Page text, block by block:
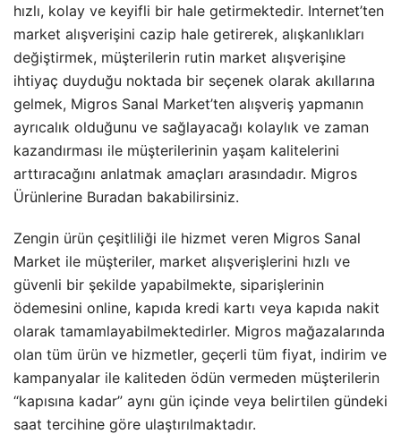
hızlı, kolay ve keyifli bir hale getirmektedir. Internet’ten
market alışverişini cazip hale getirerek, alışkanlıkları
değiştirmek, müşterilerin rutin market alışverişine
ihtiyaç duyduğu noktada bir seçenek olarak akıllarına
gelmek, Migros Sanal Market’ten alışveriş yapmanın
ayrıcalık olduğunu ve sağlayacağı kolaylık ve zaman
kazandırması ile müşterilerinin yaşam kalitelerini
arttıracağını anlatmak amaçları arasındadır. Migros
Ürünlerine Buradan bakabilirsiniz.
Zengin ürün çeşitliliği ile hizmet veren Migros Sanal
Market ile müşteriler, market alışverişlerini hızlı ve
güvenli bir şekilde yapabilmekte, siparişlerinin
ödemesini online, kapıda kredi kartı veya kapıda nakit
olarak tamamlayabilmektedirler. Migros mağazalarında
olan tüm ürün ve hizmetler, geçerli tüm fiyat, indirim ve
kampanyalar ile kaliteden ödün vermeden müşterilerin
“kapısına kadar” aynı gün içinde veya belirtilen gündeki
saat tercihine göre ulaştırılmaktadır.